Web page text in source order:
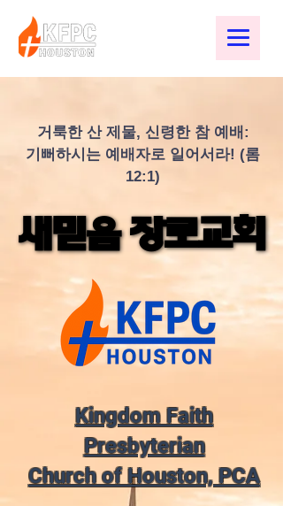
거룩한 산 제물, 신령한 참 예배:
기뻐하시는 예배자로 일어서라! (롬
12:1)
새믿음 장로교회
새믿음 장로교회
Kingdom Faith
Presbyterian
Church of Houston, PCA